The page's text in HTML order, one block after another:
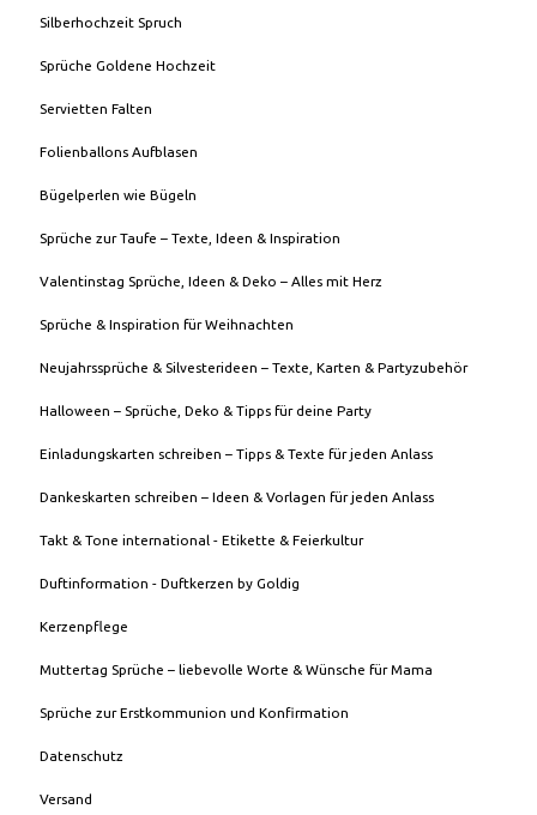
Silberhochzeit Spruch
Sprüche Goldene Hochzeit
Servietten Falten
Folienballons Aufblasen
Bügelperlen wie Bügeln
Sprüche zur Taufe – Texte, Ideen & Inspiration
Valentinstag Sprüche, Ideen & Deko – Alles mit Herz
Sprüche & Inspiration für Weihnachten
Neujahrssprüche & Silvesterideen – Texte, Karten & Partyzubehör
Halloween – Sprüche, Deko & Tipps für deine Party
Einladungskarten schreiben – Tipps & Texte für jeden Anlass
Dankeskarten schreiben – Ideen & Vorlagen für jeden Anlass
Takt & Tone international - Etikette & Feierkultur
Duftinformation - Duftkerzen by Goldig
Kerzenpflege
Muttertag Sprüche – liebevolle Worte & Wünsche für Mama
Sprüche zur Erstkommunion und Konfirmation
Datenschutz
Versand